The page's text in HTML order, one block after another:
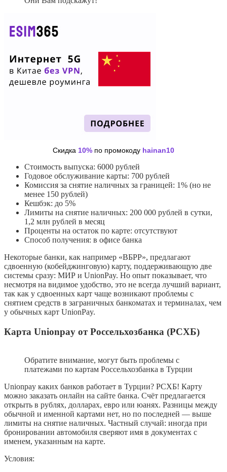
Скидка 10% по промокоду hainan10
Стоимость выпуска: 6000 рублей
Годовое обслуживание карты: 700 рублей
Комиссия за снятие наличных за границей: 1% (но не
менее 150 рублей)
Кешбэк: до 5%
Лимиты на снятие наличных: 200 000 рублей в сутки,
1,2 млн рублей в месяц
Проценты на остаток по карте: отсутствуют
Способ получения: в офисе банка
Некоторые банки, как например «ВБРР», предлагают
сдвоенную (кобейджинговую) карту, поддерживающую две
системы сразу: МИР и UnionPay. Но опыт показывает, что
несмотря на видимое удобство, это не всегда лучший вариант,
так как у сдвоенных карт чаще возникают проблемы с
снятием средств в заграничных банкоматах и терминалах, чем
у обычных карт UnionPay.
Карта Unionpay от Россельхозбанка (РСХБ)
Обратите внимание, могут быть проблемы с
платежами по картам Россельхозбанка в Турции
Unionpay каких банков работает в Турции? РСХБ! Карту
можно заказать онлайн на сайте банка. Счёт предлагается
открыть в рублях, долларах, евро или юанях. Разницы между
обычной и именной картами нет, но по последней — выше
лимиты на снятие наличных. Частный случай: иногда при
бронировании автомобиля сверяют имя в документах с
именем, указанным на карте.
Условия: